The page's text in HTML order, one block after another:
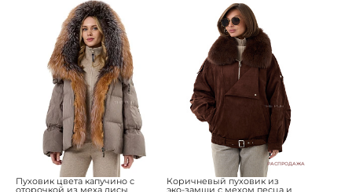
Пуховик цвета капучино с
оторочкой из меха лисы
РАСПРОДАЖА
Коричневый пуховик из
эко-замши с мехом песца и